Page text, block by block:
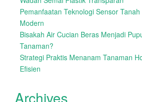
Pemanfaatan Teknologi Sensor
Modern
Bisakah Air Cucian Beras Menjadi
Tanaman?
Strategi Praktis Menanam Tanaman
Efisien
Archives